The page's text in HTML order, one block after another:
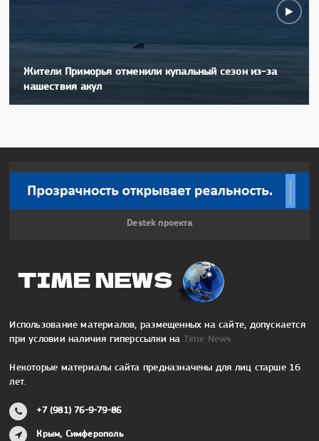
Жители Приморья отменили купальный сезон из-за
нашествия акул
Destek проекта
Использование материалов, размещенных на сайте, допускается
при условии наличия гиперссылки на Time News.
Некоторые материалы сайта предназначены для лиц старше 16
лет.
+7 (981) 76-9-79-86
Крым, Симферополь